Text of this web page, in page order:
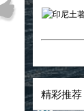
精彩推荐